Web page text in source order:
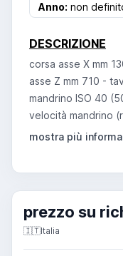
Anno: non
DESCRIZIONE
corsa asse X mm
asse Z mm 710 -
mandrino ISO 40
velocità mandrino
prezzo su
🇮🇹Italia